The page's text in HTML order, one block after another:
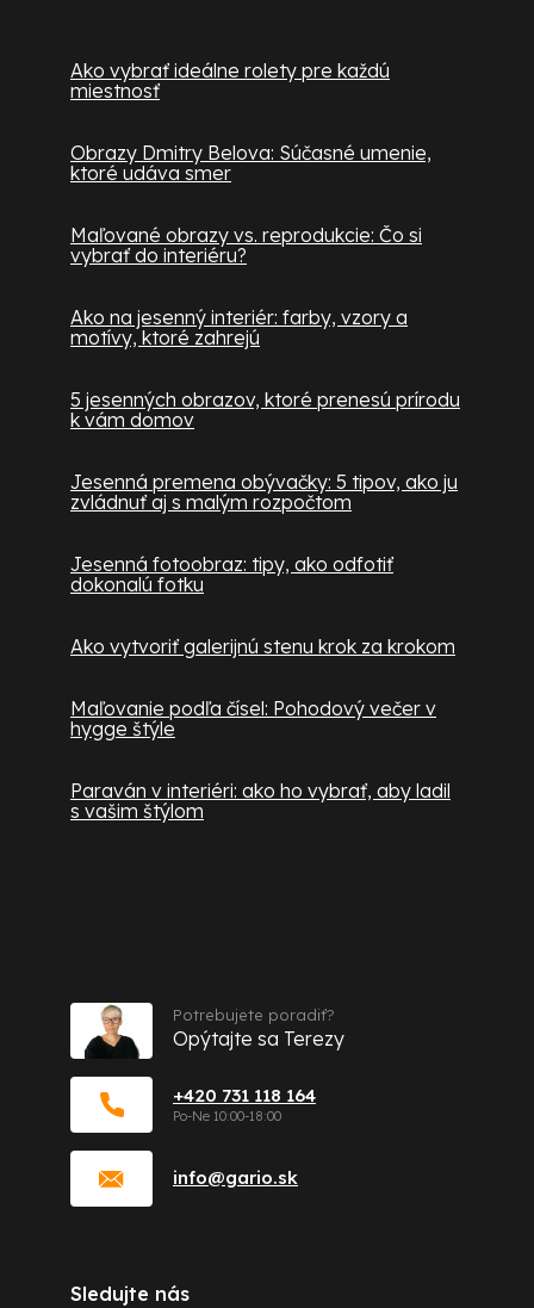
Ako vybrať ideálne rolety pre každú
miestnosť
Obrazy Dmitry Belova: Súčasné umenie,
ktoré udáva smer
Maľované obrazy vs. reprodukcie: Čo si
vybrať do interiéru?
Ako na jesenný interiér: farby, vzory a
motívy, ktoré zahrejú
5 jesenných obrazov, ktoré prenesú prírodu
k vám domov
Jesenná premena obývačky: 5 tipov, ako ju
zvládnuť aj s malým rozpočtom
Jesenná fotoobraz: tipy, ako odfotiť
dokonalú fotku
Ako vytvoriť galerijnú stenu krok za krokom
Maľovanie podľa čísel: Pohodový večer v
hygge štýle
Paraván v interiéri: ako ho vybrať, aby ladil
s vašim štýlom
info@gario.sk
+420 731 118 164
Potrebujete poradiť?
Opýtajte sa Terezy
Sledujte nás